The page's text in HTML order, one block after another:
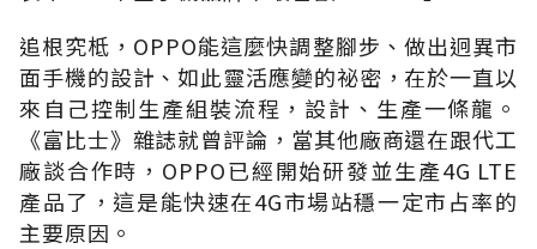
追根究柢，OPPO能這麼快調整腳步、做出迥異市
面手機的設計、如此靈活應變的祕密，在於一直以
來自己控制生產組裝流程，設計、生產一條龍。
《富比士》雜誌就曾評論，當其他廠商還在跟代工
廠談合作時，OPPO已經開始研發並生產4G LTE
產品了，這是能快速在4G市場站穩一定市占率的
主要原因。